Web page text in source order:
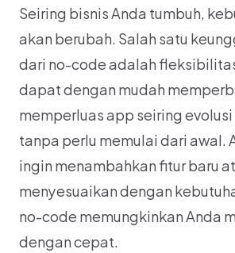
Seiring bisnis Anda tumbuh,
akan berubah. Salah satu
dari no-code adalah
dapat dengan mudah
memperluas app seiring
tanpa perlu memulai dari awal.
ingin menambahkan fitur baru
menyesuaikan dengan
no-code memungkinkan Anda
dengan cepat.